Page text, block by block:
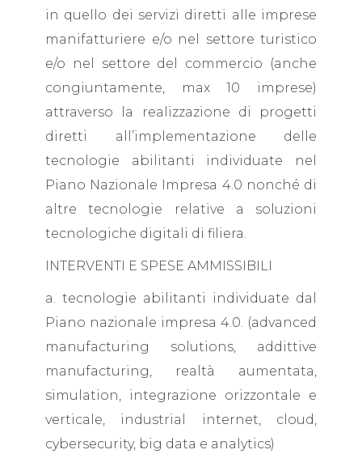
in quello dei servizi diretti alle imprese
manifatturiere e/o nel settore turistico
e/o nel settore del commercio (anche
congiuntamente, max 10 imprese)
attraverso la realizzazione di progetti
diretti all’implementazione delle
tecnologie abilitanti individuate nel
Piano Nazionale Impresa 4.0 nonché di
altre tecnologie relative a soluzioni
tecnologiche digitali di filiera.
INTERVENTI E SPESE AMMISSIBILI
a. tecnologie abilitanti individuate dal
Piano nazionale impresa 4.0. (advanced
manufacturing solutions, addittive
manufacturing, realtà aumentata,
simulation, integrazione orizzontale e
verticale, industrial internet, cloud,
cybersecurity, big data e analytics)